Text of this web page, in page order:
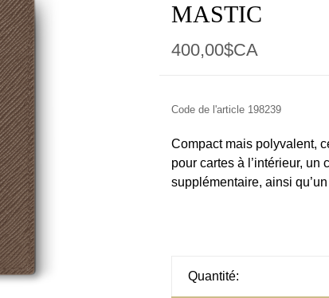
MASTIC
400,00$CA
Code de l'article198239
Compact mais polyvalent,
pour cartes à l’intérieur,
supplémentaire, ainsi
Quantité: